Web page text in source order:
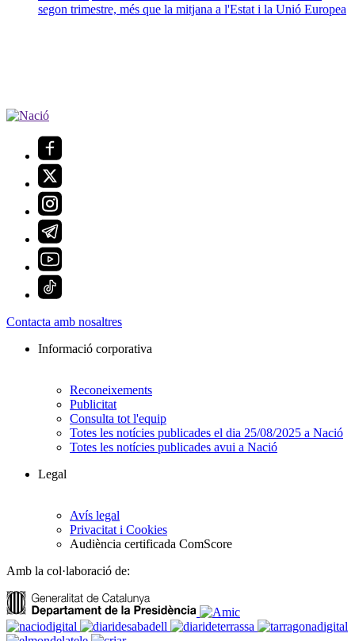
segon trimestre, més que la mitjana a l'Estat i la Unió Europea
Contacta amb nosaltres
Informació corporativa
Reconeixements
Publicitat
Consulta tot l'equip
Totes les notícies publicades el dia 25/08/2025 a Nació
Totes les notícies publicades avui a Nació
Legal
Avís legal
Privacitat i Cookies
Audiència certificada ComScore
Amb la col·laboració de: